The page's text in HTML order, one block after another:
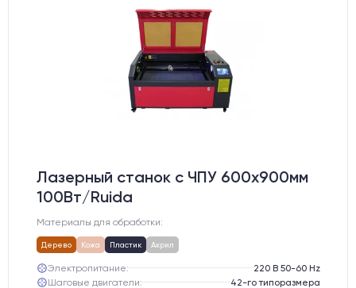
Лазерный станок c ЧПУ 600х900мм
100Вт/Ruida
Материалы для обработки:
Дерево Кожа Пластик Акрил
Электропитание:
220 В 50-60 Hz
Шаговые двигатели:
42-го типоразмера